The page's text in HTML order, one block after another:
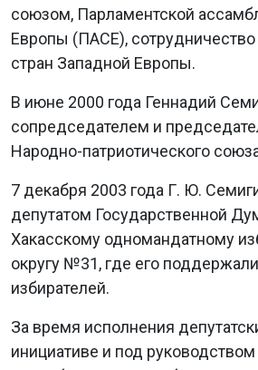
союзом, Парламентской
Европы (ПАСЕ),
стран Западной Европы.
В июне 2000 года Геннадий
сопредседателем и
Народно-патриотического
7 декабря 2003 года Г. Ю.
депутатом Государственной
Хакасскому одномандатному
округу №31, где его
избирателей.
За время исполнения
инициативе и под